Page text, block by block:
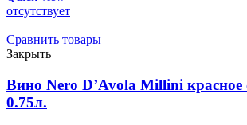
отсутствует
Сравнить товары
Закрыть
Вино Nero D’Avola Millini красное
0.75л.